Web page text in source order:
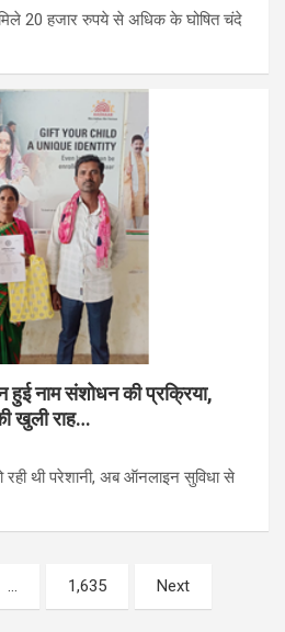
20 हजार रुपये से अधिक के घोषित चंदे
नाम संशोधन की प्रक्रिया,
खुली राह…
थी परेशानी, अब ऑनलाइन सुविधा से
… 1,635 Next